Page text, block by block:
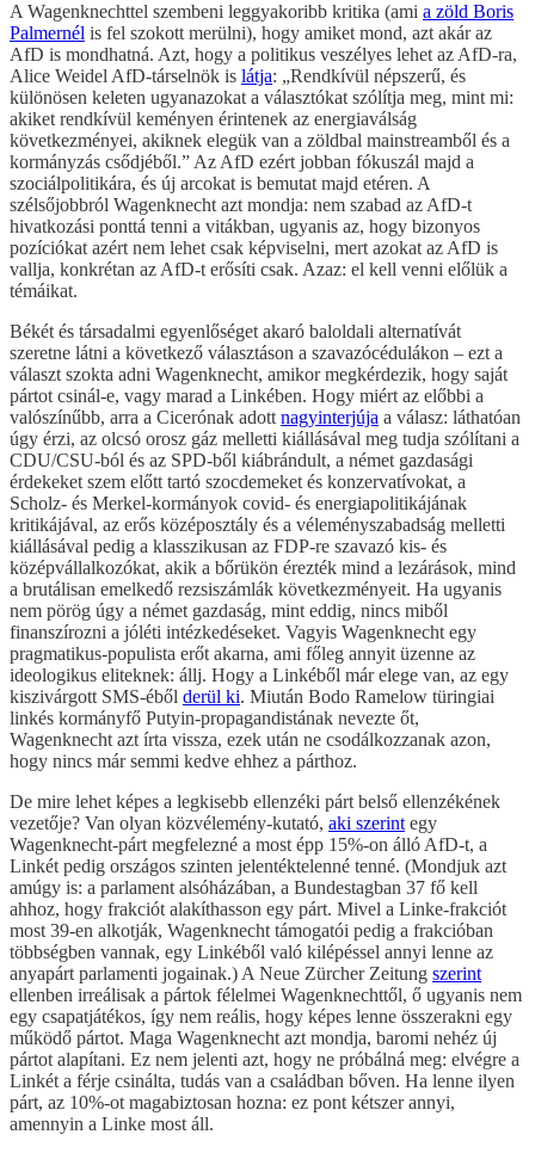
A Wagenknechttel szembeni leggyakoribb kritika (ami a zöld Boris
Palmernél is fel szokott merülni), hogy amiket mond, azt akár az
AfD is mondhatná. Azt, hogy a politikus veszélyes lehet az AfD-ra,
Alice Weidel AfD-társelnök is látja: „Rendkívül népszerű, és
különösen keleten ugyanazokat a választókat szólítja meg, mint mi:
akiket rendkívül keményen érintenek az energiaválság
következményei, akiknek elegük van a zöldbal mainstreamből és a
kormányzás csődjéből.” Az AfD ezért jobban fókuszál majd a
szociálpolitikára, és új arcokat is bemutat majd etéren. A
szélsőjobbról Wagenknecht azt mondja: nem szabad az AfD-t
hivatkozási ponttá tenni a vitákban, ugyanis az, hogy bizonyos
pozíciókat azért nem lehet csak képviselni, mert azokat az AfD is
vallja, konkrétan az AfD-t erősíti csak. Azaz: el kell venni előlük a
témáikat.
Békét és társadalmi egyenlőséget akaró baloldali alternatívát
szeretne látni a következő választáson a szavazócédulákon – ezt a
választ szokta adni Wagenknecht, amikor megkérdezik, hogy saját
pártot csinál-e, vagy marad a Linkében. Hogy miért az előbbi a
valószínűbb, arra a Cicerónak adott nagyinterjúja a válasz: láthatóan
úgy érzi, az olcsó orosz gáz melletti kiállásával meg tudja szólítani a
CDU/CSU-ból és az SPD-ből kiábrándult, a német gazdasági
érdekeket szem előtt tartó szocdemeket és konzervatívokat, a
Scholz- és Merkel-kormányok covid- és energiapolitikájának
kritikájával, az erős középosztály és a véleményszabadság melletti
kiállásával pedig a klasszikusan az FDP-re szavazó kis- és
középvállalkozókat, akik a bőrükön érezték mind a lezárások, mind
a brutálisan emelkedő rezsiszámlák következményeit. Ha ugyanis
nem pörög úgy a német gazdaság, mint eddig, nincs miből
finanszírozni a jóléti intézkedéseket. Vagyis Wagenknecht egy
pragmatikus-populista erőt akarna, ami főleg annyit üzenne az
ideologikus eliteknek: állj. Hogy a Linkéből már elege van, az egy
kiszivárgott SMS-éből derül ki. Miután Bodo Ramelow türingiai
linkés kormányfő Putyin-propagandistának nevezte őt,
Wagenknecht azt írta vissza, ezek után ne csodálkozzanak azon,
hogy nincs már semmi kedve ehhez a párthoz.
De mire lehet képes a legkisebb ellenzéki párt belső ellenzékének
vezetője? Van olyan közvélemény-kutató, aki szerint egy
Wagenknecht-párt megfelezné a most épp 15%-on álló AfD-t, a
Linkét pedig országos szinten jelentéktelenné tenné. (Mondjuk azt
amúgy is: a parlament alsóházában, a Bundestagban 37 fő kell
ahhoz, hogy frakciót alakíthasson egy párt. Mivel a Linke-frakciót
most 39-en alkotják, Wagenknecht támogatói pedig a frakcióban
többségben vannak, egy Linkéből való kilépéssel annyi lenne az
anyapárt parlamenti jogainak.) A Neue Zürcher Zeitung szerint
ellenben irreálisak a pártok félelmei Wagenknechttől, ő ugyanis nem
egy csapatjátékos, így nem reális, hogy képes lenne összerakni egy
működő pártot. Maga Wagenknecht azt mondja, baromi nehéz új
pártot alapítani. Ez nem jelenti azt, hogy ne próbálná meg: elvégre a
Linkét a férje csinálta, tudás van a családban bőven. Ha lenne ilyen
párt, az 10%-ot magabiztosan hozna: ez pont kétszer annyi,
amennyin a Linke most áll.